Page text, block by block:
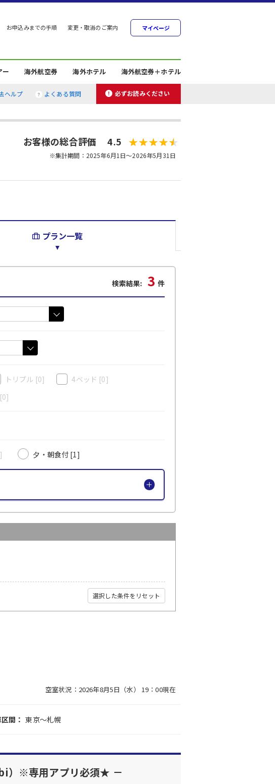
お申込みまでの手順 変更・取消のご案内 マイページ
ー 海外航空券 海外ホテル 海外航空券＋ホテル
ヘルプ よくある質問 必ずお読みください
お客様の総合評価 4.5
※集計期間：2025年6月1日～2026年5月31日
プラン一覧
検索結果: 3 件
トリプル [0] 4ベッド [0]
夕・朝食付 [1]
選択した条件をリセット
空室状況：2026年8月5日（水） 19：00現在
間： 東京～札幌
）※専用アプリ必須★ －